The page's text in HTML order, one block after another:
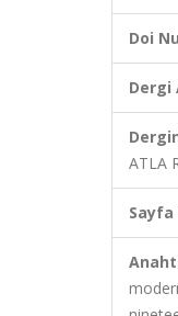
Doi
Dergi
ATLA
Sayfa